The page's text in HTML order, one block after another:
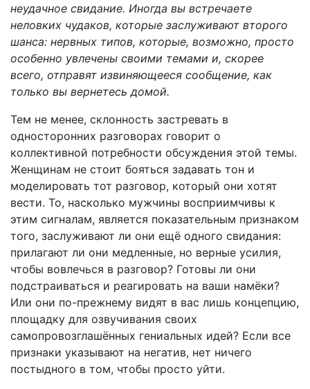
неудачное свидание. Иногда вы встречаете
неловких чудаков, которые заслуживают второго
шанса: нервных типов, которые, возможно, просто
особенно увлечены своими темами и, скорее
всего, отправят извиняющееся сообщение, как
только вы вернетесь домой.
Тем не менее, склонность застревать в
односторонних разговорах говорит о
коллективной потребности обсуждения этой темы.
Женщинам не стоит бояться задавать тон и
моделировать тот разговор, который они хотят
вести. То, насколько мужчины восприимчивы к
этим сигналам, является показательным признаком
того, заслуживают ли они ещё одного свидания:
прилагают ли они медленные, но верные усилия,
чтобы вовлечься в разговор? Готовы ли они
подстраиваться и реагировать на ваши намёки?
Или они по-прежнему видят в вас лишь концепцию,
площадку для озвучивания своих
самопровозглашённых гениальных идей? Если все
признаки указывают на негатив, нет ничего
постыдного в том, чтобы просто уйти.